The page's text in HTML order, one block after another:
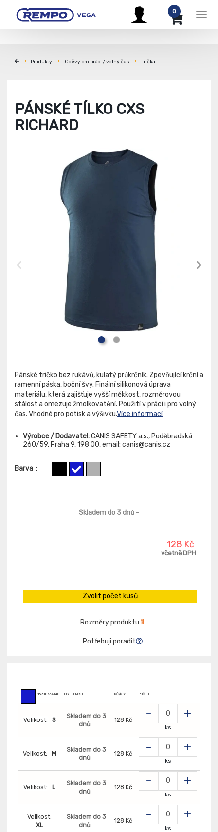
0
Produkty Oděvy pro práci / volný čas Trička
PÁNSKÉ TÍLKO CXS
RICHARD
Pánské tričko bez rukávů, kulatý průkrčník. Zpevňující krční a
ramenní páska, boční švy. Finální silikonová úprava
materiálu, která zajišťuje vyšší měkkost, rozměrovou
stálost a omezuje žmolkovatění. Použití v práci i pro volný
čas. Vhodné pro potisk a výšivku.Více informací
Výrobce / Dodavatel:CANIS SAFETY a.s., Poděbradská
260/59, Praha 9, 198 00, email: canis@canis.cz
Barva :
Skladem do 3 dnů -
128 Kč
včetně DPH
Zvolit počet kusů
Rozměry produktu
Potřebuji poradit
169007341400 DOSTUPNOST KČ/KS: POČET
Velikost: S
Skladem do 3
dnů
128 Kč - +
ks
Velikost: M
Skladem do 3
dnů
128 Kč - +
ks
Velikost: L
Skladem do 3
dnů
128 Kč - +
ks
Velikost:
XL
Skladem do 3
dnů
128 Kč - +
ks